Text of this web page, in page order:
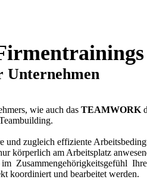
Unternehmen
wie auch dasTEAMWORK
und zugleich effiziente
körperlich am Arbeitsplatz
Zusammengehörigkeitsgefühl
koordiniert und bearbeitet werden.